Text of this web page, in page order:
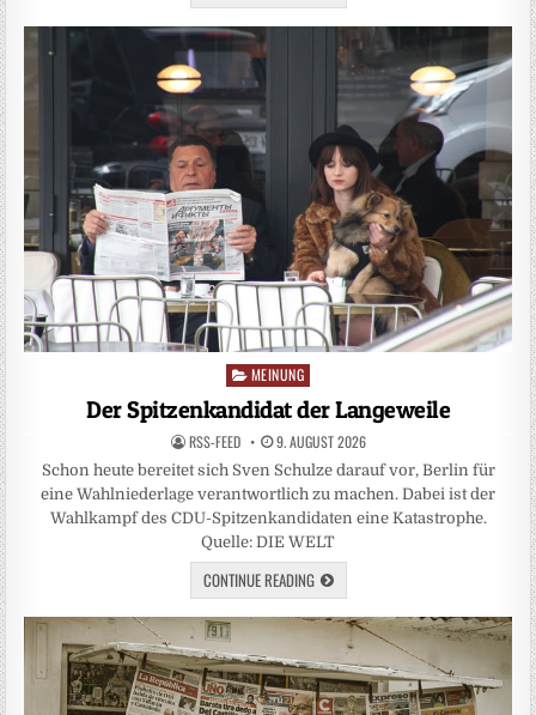
PostedMEINUNG
Der Spitzenkandidat der Langeweile
RSS-FEED 9. AUGUST 2026
Schon heute bereitet sich Sven Schulze darauf vor, Berlin für
eine Wahlniederlage verantwortlich zu machen. Dabei ist der
Wahlkampf des CDU-Spitzenkandidaten eine Katastrophe.
Quelle: DIE WELT
CONTINUE READING